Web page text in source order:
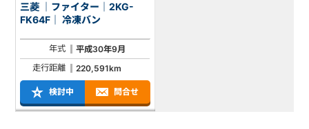
三菱 ｜ファイター｜2KG-
FK64F｜ 冷凍バン
年式
平成30年9月
走行距離
220,591km
検討中 問合せ